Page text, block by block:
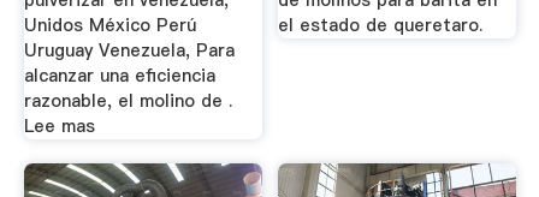
Unidos México Perú
Uruguay Venezuela, Para
alcanzar una eficiencia
razonable, el molino de .
Lee mas
el estado de queretaro.